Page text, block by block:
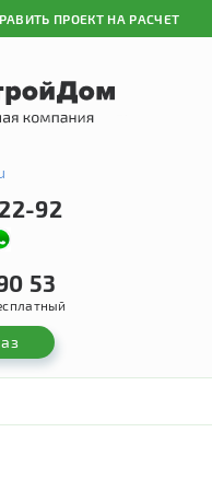
ПРОЕКТ НА РАСЧЕТ
92
53